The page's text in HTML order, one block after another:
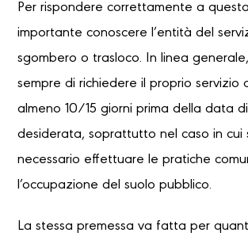
Per rispondere correttamente a
importante conoscere l’entità del
sgombero o trasloco. In linea
sempre di richiedere il proprio servizio
almeno 10/15 giorni prima della data
desiderata, soprattutto nel caso in cui
necessario effettuare le pratiche
l’occupazione del suolo pubblico.
La stessa premessa va fatta per